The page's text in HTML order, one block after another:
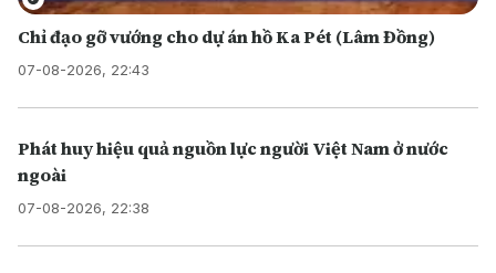
Chỉ đạo gỡ vướng cho dự án hồ Ka Pét (Lâm Đồng)
07-08-2026, 22:43
Phát huy hiệu quả nguồn lực người Việt Nam ở nước
ngoài
07-08-2026, 22:38